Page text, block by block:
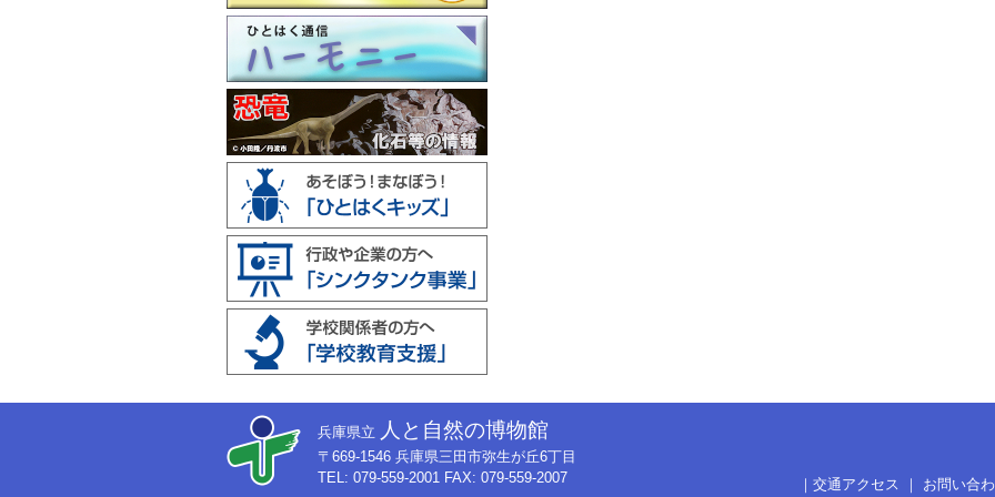
兵庫県立 人と自然の博物館
〒669-1546 兵庫県三田市弥生が丘6丁目
TEL: 079-559-2001 FAX: 079-559-2007
｜ 交通アクセス ｜ お問い合